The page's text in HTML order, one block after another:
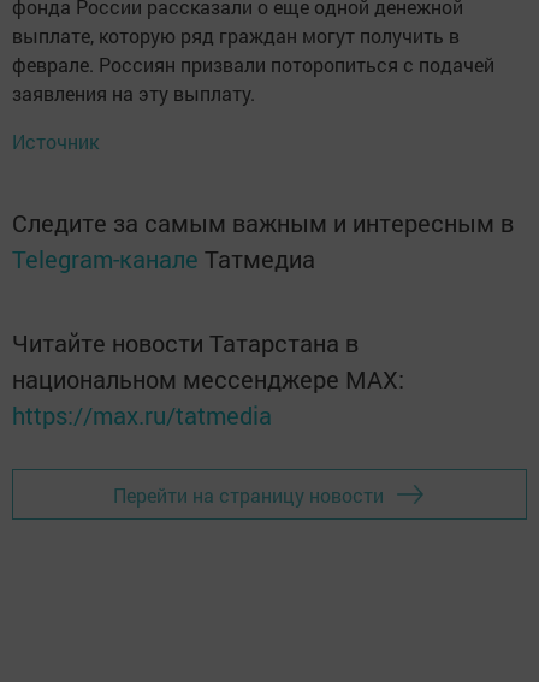
фонда России рассказали о еще одной денежной
выплате, которую ряд граждан могут получить в
феврале. Россиян призвали поторопиться с подачей
заявления на эту выплату.
Источник
Следите за самым важным и интересным в
Telegram-канале Татмедиа
Читайте новости Татарстана в
национальном мессенджере MАХ:
https://max.ru/tatmedia
Перейти на страницу новости